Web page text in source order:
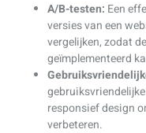
A/B-testen: Een
versies van een
vergelijken, zodat
geïmplementeerd
responsief design
verbeteren.